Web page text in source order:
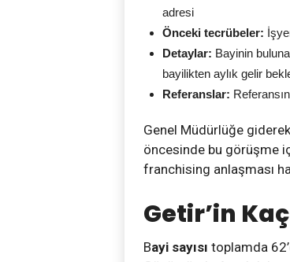
adresi
Önceki tecrübeler:
Detaylar: Bayinin
bayilikten aylık gelir
Referanslar:
Genel Müdürlüğe
öncesinde bu görüşme
franchising anlaşması
Getir’in
Bayi sayısı toplamda